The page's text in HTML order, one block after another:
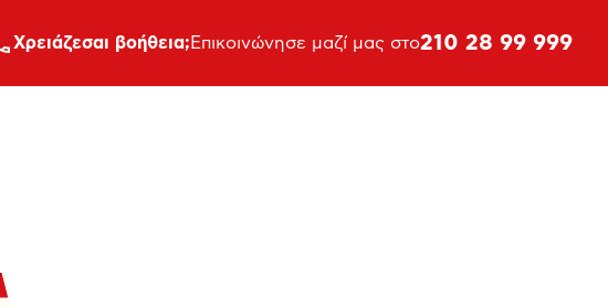
Xρειάζεσαι βοήθεια; Επικοινώνησε μαζί μας στο210 28 99 999